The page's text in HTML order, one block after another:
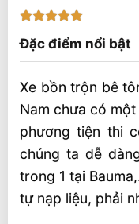
dựa trên
đánh giá
Đặc điểm nổi bật
Xe bồn trộn bê
Nam chưa có
phương tiện thi
chúng ta dễ
trong 1 tại
tự nạp liệu, phải